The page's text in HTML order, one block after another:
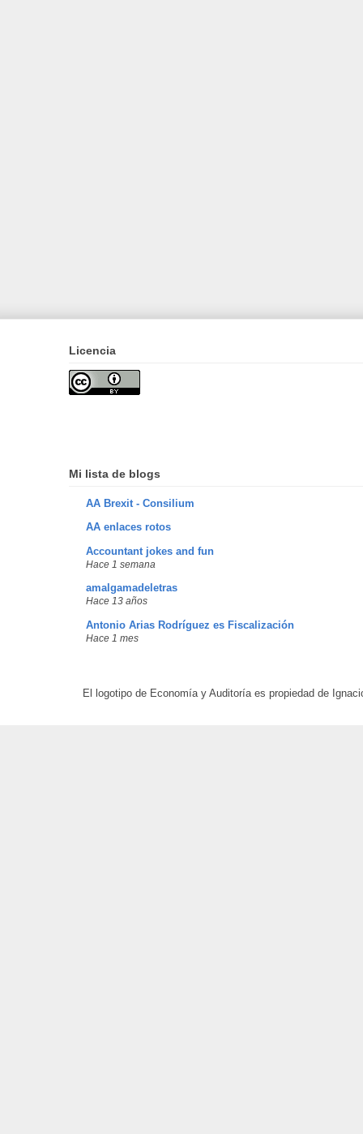
Licencia
Mi lista de blogs
AA Brexit - Consilium
AA enlaces rotos
Accountant jokes and fun
Hace 1 semana
amalgamadeletras
Hace 13 años
Antonio Arias Rodríguez es Fiscalización
Hace 1 mes
El logotipo de Economía y Auditoría es propiedad de